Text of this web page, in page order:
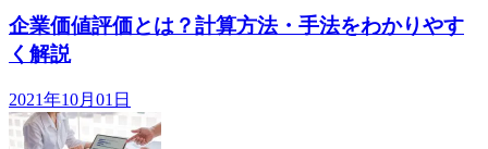
企業価値評価とは？計算方法・手法をわかりやす
く解説
2021年10月01日